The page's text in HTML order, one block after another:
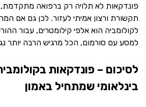
פונדקאות לא תלויה רק ברפואה
תקשורת ורצון אמיתי לעזור. לכן גם אם
לקולומביה הוא אלפי קילומטרים, עבור
למסע עם סורמום, הכל מרגיש הרבה יותר
לסיכום – פונדקאות
בינלאומי שמתחיל באמון